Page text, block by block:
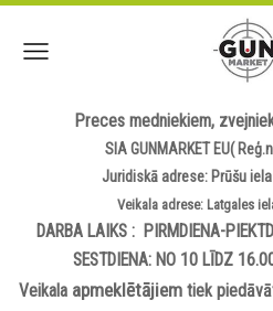
Preces medniekiem,
SIA GUNMARKET EU(
Juridiskā adrese: Prūšu
Veikala adrese: Latgales
DARBA LAIKS : PIRMDIENA-
SESTDIENA: NO 10 LĪDZ
Veikala apmeklētājiemtiek